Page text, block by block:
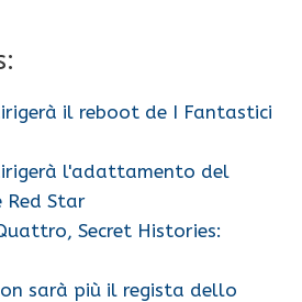
il reboot de I Fantastici
l'adattamento del
Star
Secret Histories:
sarà più il regista dello